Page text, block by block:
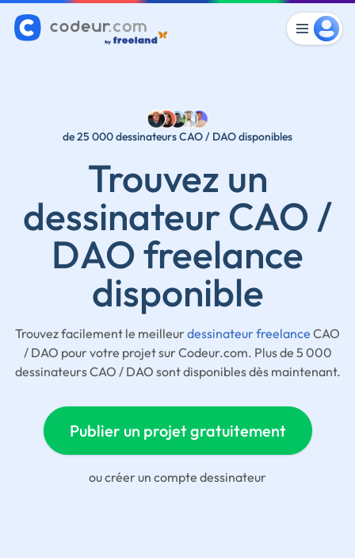
de 25 000 dessinateurs CAO / DAO disponibles
Trouvez un
dessinateur CAO /
DAO freelance
disponible
Trouvez facilement le meilleurdessinateur freelance CAO
/ DAO pour votre projet sur Codeur.com. Plus de 5 000
dessinateurs CAO / DAO sont disponibles dès maintenant.
Publier un projet gratuitement
oucréer un compte dessinateur